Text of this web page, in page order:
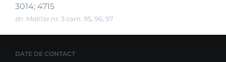
3014; 4715
str. Moților nr. 3 cam. 95, 96, 97
DATE DE CONTACT